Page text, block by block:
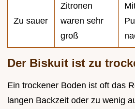
Zu sauer
Zitronen
waren sehr
groß
Der Biskuit ist zu
Ein trockener Boden ist oft das
langen Backzeit oder zu wenig